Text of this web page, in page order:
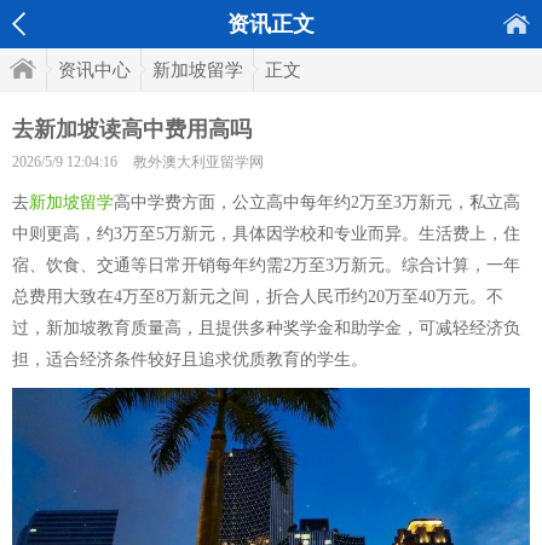
资讯正文
资讯中心 新加坡留学 正文
去新加坡读高中费用高吗
2026/5/9 12:04:16 教外澳大利亚留学网
去新加坡留学高中学费方面，公立高中每年约2万至3万新元，私立高
中则更高，约3万至5万新元，具体因学校和专业而异。生活费上，住
宿、饮食、交通等日常开销每年约需2万至3万新元。综合计算，一年
总费用大致在4万至8万新元之间，折合人民币约20万至40万元。不
过，新加坡教育质量高，且提供多种奖学金和助学金，可减轻经济负
担，适合经济条件较好且追求优质教育的学生。